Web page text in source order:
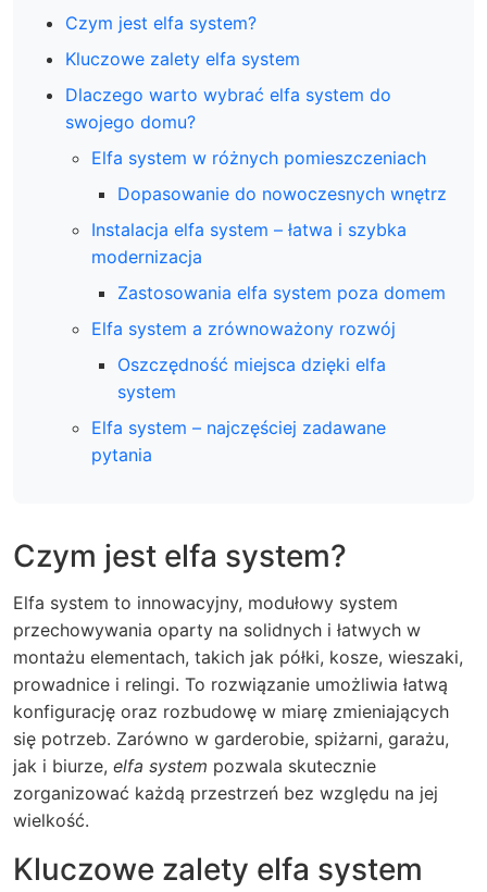
Czym jest elfa system?
Kluczowe zalety elfa system
Dlaczego warto wybrać elfa system do
swojego domu?
Elfa system w różnych pomieszczeniach
Dopasowanie do nowoczesnych wnętrz
Instalacja elfa system – łatwa i szybka
modernizacja
Zastosowania elfa system poza domem
Elfa system a zrównoważony rozwój
Oszczędność miejsca dzięki elfa
system
Elfa system – najczęściej zadawane
pytania
Czym jest elfa system?
Elfa system to innowacyjny, modułowy system
przechowywania oparty na solidnych i łatwych w
montażu elementach, takich jak półki, kosze, wieszaki,
prowadnice i relingi. To rozwiązanie umożliwia łatwą
konfigurację oraz rozbudowę w miarę zmieniających
się potrzeb. Zarówno w garderobie, spiżarni, garażu,
jak i biurze, elfa system pozwala skutecznie
zorganizować każdą przestrzeń bez względu na jej
wielkość.
Kluczowe zalety elfa system